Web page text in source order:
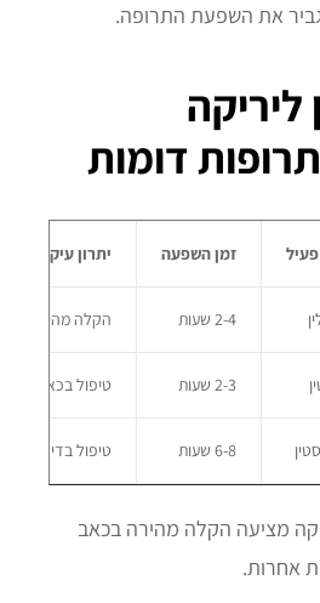
את השפעת התרופה.
זמן השפעה יתרון עיקרי
2-4 שעות הקלה מהירה בכאב
2-3 שעות טיפול בכאב עצבי
6-8 שעות טיפול בדיכאון וכאב
מציעה הקלה מהירה בכאב
אחרות.